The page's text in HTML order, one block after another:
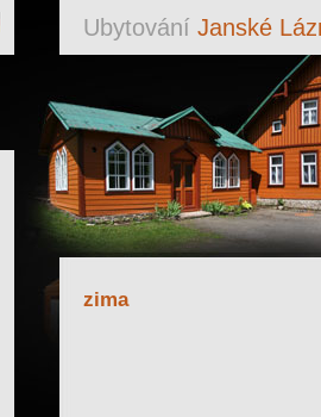
Ubytování Janské
zima